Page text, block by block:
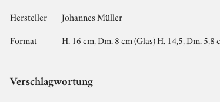
Hersteller
Johannes Müller
Format
H. 16 cm, Dm. 8 cm (Glas) H. 14,5, Dm. 5,8
Verschlagwortung